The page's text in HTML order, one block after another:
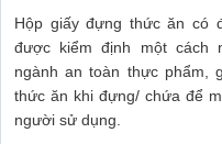
Hộp giấy đựng thức ăn có
được kiểm định một cách
ngành an toàn thực phẩm,
thức ăn khi đựng/ chứa để
người sử dụng.